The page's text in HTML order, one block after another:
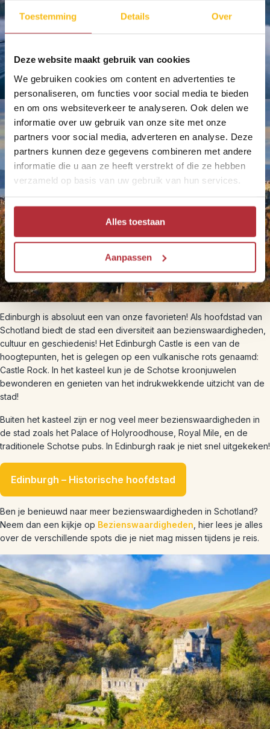
Toestemming Details Over
Deze website maakt gebruik van cookies
We gebruiken cookies om content en advertenties te
personaliseren, om functies voor social media te bieden
en om ons websiteverkeer te analyseren. Ook delen we
informatie over uw gebruik van onze site met onze
partners voor social media, adverteren en analyse. Deze
partners kunnen deze gegevens combineren met andere
informatie die u aan ze heeft verstrekt of die ze hebben
verzameld op basis van uw gebruik van hun services.
Alles toestaan
Aanpassen
Edinburgh is absoluut een van onze favorieten! Als hoofdstad van
Schotland biedt de stad een diversiteit aan bezienswaardigheden,
cultuur en geschiedenis! Het Edinburgh Castle is een van de
hoogtepunten, het is gelegen op een vulkanische rots genaamd:
Castle Rock. In het kasteel kun je de Schotse kroonjuwelen
bewonderen en genieten van het indrukwekkende uitzicht van de
stad!
Buiten het kasteel zijn er nog veel meer bezienswaardigheden in
de stad zoals het Palace of Holyroodhouse, Royal Mile, en de
traditionele Schotse pubs. In Edinburgh raak je niet snel uitgekeken!
Edinburgh – Historische hoofdstad
Ben je benieuwd naar meer bezienswaardigheden in Schotland?
Neem dan een kijkje op Bezienswaardigheden , hier lees je alles
over de verschillende spots die je niet mag missen tijdens je reis.